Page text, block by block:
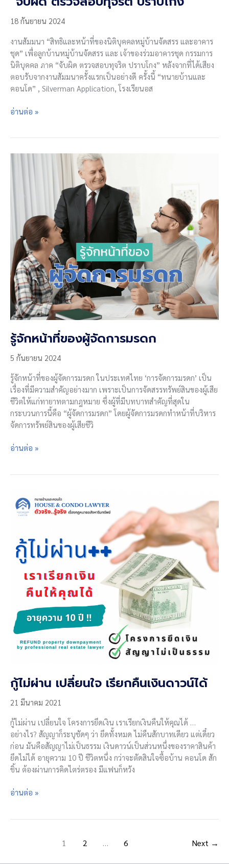
18 กันยายน 2024
งานสัมมนา “สิทธิและหน้าที่ของนิติบุคคลหมู่บ้านจัดสรร และอาคาร
ชุด” เพื่อลูกบ้านหมู่บ้านจัดสรร และ เจ้าของร่วมอาคารชุด กรรมการ
นิติบุคคล ภาค “จับผิด ตรวจสอบทุจริต ปราบโกง” หลังจากที่ได้เสียง
ตอบรับจากงานสัมมนาครั้งแรกเป็นอย่างดี ครั้งนี้ “ทนายบ้านและ
คอนโด” , Silverman Application, โรงเรียนอส
งาน
หน้าที่
ของ
อาคาร
ชุด”
เพื่อ
ลูก
บ้าน
หมู่บ้าน
จัดสรร
และ
เจ้าของ
ร่วม
อาคาร
ชุด
นิติบุคคล
ภาค
“จับผิด
ตรวจ
สอบ
ปราบ
อ่านต่อ »
รู้จักหน้าที่ของผู้จัดการมรดก
5 กันยายน 2024
รู้จักหน้าที่ของผู้จัดการมรดก ในประเทศไทย ‘การจัดการมรดก’ เป็น
เรื่องที่มีความสำคัญอย่างมาก เพราะเป็นการจัดสรรทรัพย์สินของผู้เสีย
ชีวิตให้แก่ทายาทตามกฎหมาย ซึ่งผู้ที่มีบทบาทสำคัญที่สุดใน
กระบวนการนี้คือ “ผู้จัดการมรดก” โดยผู้จัดการมรดกทำหน้าที่บริหาร
จัดการทรัพย์สินของผู้เสียชีวิ
รู้จัก
มรดก
อ่านต่อ »
กู้ไม่ผ่าน เปลี่ยนใจ เรียกคืนเงินดาวน์ได้
21 มีนาคม 2021
กู้ไม่ผ่าน เปลี่ยนใจ โครงการยึดเงิน เราเรียกเงินคืนให้คุณได้ …
อย่างไร? สัญญาก็ระบุชัดๆ ว่า ยึดทั้งหมด ไม่คืนสักบาทเดียว แต่เดี๋ยว
ก่อน มันคือสัญญาไม่เป็นธรรม เงินดาวน์เป็นส่วนหนึ่งของราคาสินค้า
ยึดไม่ได้ อายุความ 10 ปี ชีวิตหนึ่ง กว่าจะตัดสินใจซื้อบ้าน คอนโด สัก
ชิ้น ต้องผ่านการคิดไตร่ตรอง มีแฟนก็หวัง
กู้
อ่านต่อ »
1 2 … 6 Next →